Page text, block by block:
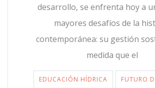
desarrollo, se enfrenta hoy a
mayores desafíos de la
contemporánea: su gestión
medida que el
EDUCACIÓN HÍDRICA FUTURO